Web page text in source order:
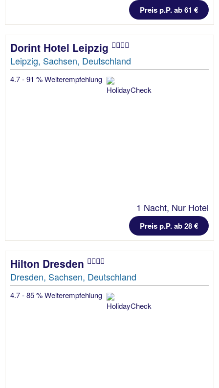
Preis p.P. ab 61 €
Dorint Hotel Leipzig
Leipzig, Sachsen, Deutschland
4.7 - 91 % Weiterempfehlung
1 Nacht, Nur Hotel
Preis p.P. ab 28 €
Hilton Dresden
Dresden, Sachsen, Deutschland
4.7 - 85 % Weiterempfehlung